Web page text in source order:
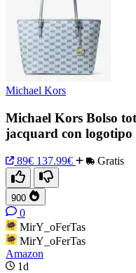
Michael Kors
Michael Kors Bolso
jacquard con logotipo
89€ 137.99€ Gratis
900
0
MirY_oFerTas
MirY_oFerTas
Amazon
1d